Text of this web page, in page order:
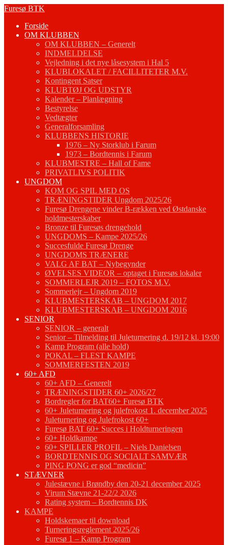
Fortsæt
indhold
Furesø BTK
Forside
OM KLUBBEN
OM KLUBBEN – Generelt
INDMELDELSE
Vejledning i det nye låsesystem i Hal 5
KLUBLOKALET / FACILLITETER M.V.
Kontingent Satser
KLUBTØJ OG UDSTYR
Kalender – Planlægning
Bestyrelse
Vedtægter
Generalforsamling
KLUBBENS HISTORIE
1976 – Ny Storklub i Farum
1973 – Bordtennis i Farum
KLUBMESTRE – Hall of Fame
PRIVATLIVS POLITIK
UNGDOM
KOM OG SPIL MED OS
TRÆNINGSTIDER Ungdom 2025/26
Furesø Drengene vinder B-rækken ved Østdanske
holdmesterskaber
Bronze til Furesøs drengehold
UNGDOMS – Kampe 2025/26
Succesfulde Furesø Drenge
UNGDOMS TRÆNERE
VALG AF BAT – Nybegynder
ØVELSES VIDEOR – optaget i Furesøs lokaler
SOMMERLEJR 2019 – FOTOS M.V.
Sommerlejr – Ungdom 2019
KLUBMESTERSKAB – UNGDOM 2017
KLUBMESTERSKAB – UNGDOM 2016
SENIOR
SENIOR – generalt
Senior – Tilmelding til Juleturnering d. 19/12 kl. 19:00
Kamp Program (alle hold)
POKAL – FLEST KAMPE
SOMMERFESTEN 2019
60+ AFD
60+ AFD – Generelt
TRÆNINGSTIDER 60+ 2026/27
Bordregler for BAT60+ Furesø BTK
60+ Juleturnering og julefrokost 1. december 2025
Juleturnering og Julefrokost 60+
Furesø BAT 60+ Succes i Holdturneringen
60+ Holdkampe
60+ SPILLER PROFIL – Niels Danielsen
BORDTENNIS OG SOCIALT SAMVÆR
PING PONG er god “medicin”
STÆVNER
Julestævne i Brøndby den 20-21 december 2025
Virum Stævne 21-22/2 2026
Rating system – Bordtennis DK
KAMPE
Holdskemaer til download
Turneringsreglement 2025/26
Furesø 1 – Kamp Program